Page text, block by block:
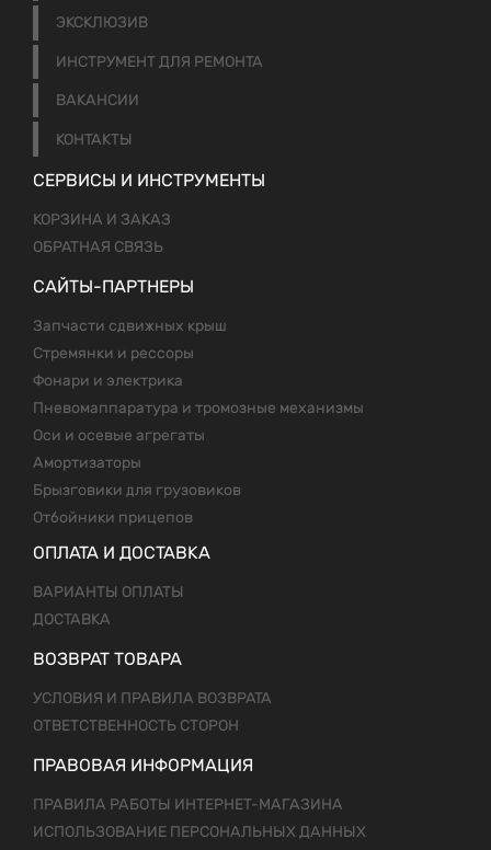
ЭКСКЛЮЗИВ
ИНСТРУМЕНТ ДЛЯ РЕМОНТА
ВАКАНСИИ
КОНТАКТЫ
СЕРВИСЫ И ИНСТРУМЕНТЫ
КОРЗИНА И ЗАКАЗ
ОБРАТНАЯ СВЯЗЬ
САЙТЫ-ПАРТНЕРЫ
Запчасти сдвижных крыш
Стремянки и рессоры
Фонари и электрика
Пневомаппаратура и тромозные механизмы
Оси и осевые агрегаты
Амортизаторы
Брызговики для грузовиков
Отбойники прицепов
ОПЛАТА И ДОСТАВКА
ВАРИАНТЫ ОПЛАТЫ
ДОСТАВКА
ВОЗВРАТ ТОВАРА
УСЛОВИЯ И ПРАВИЛА ВОЗВРАТА
ОТВЕТСТВЕННОСТЬ СТОРОН
ПРАВОВАЯ ИНФОРМАЦИЯ
ПРАВИЛА РАБОТЫ ИНТЕРНЕТ-МАГАЗИНА
ИСПОЛЬЗОВАНИЕ ПЕРСОНАЛЬНЫХ ДАННЫХ